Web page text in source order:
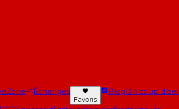
Échanges
Favoris
BlogUn coup